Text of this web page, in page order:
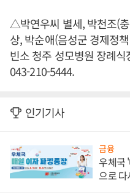
△박연우씨 별세, 박천조(
상, 박순애(음성군 경제정
빈소 청주 성모병원 장례
043-210-5444.
인기기사
금융
우체국
으로 다